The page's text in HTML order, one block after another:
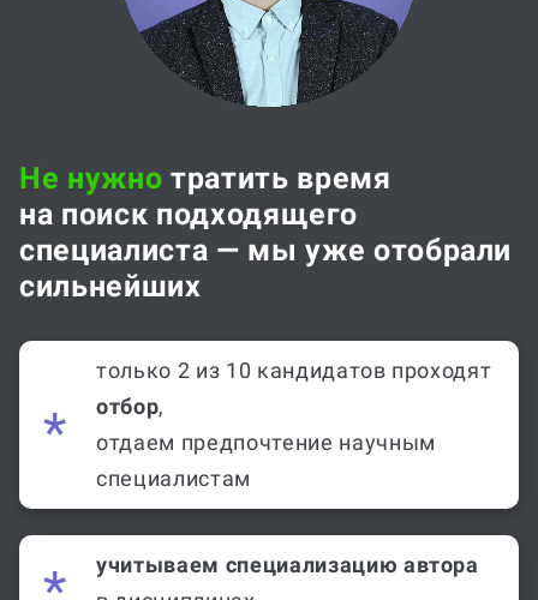
Не нужно тратить время
на поиск подходящего
специалиста — мы уже отобрали
сильнейших
только 2 из 10 кандидатов проходят
отбор,
отдаем предпочтение научным
специалистам
учитываем специализацию автора